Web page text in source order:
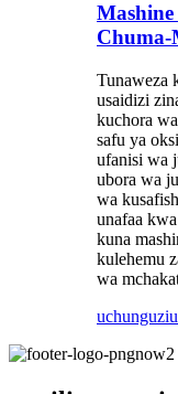
Chuma-
Tunaweza
usaidizi
kuchora
safu ya
ufanisi wa
ubora wa
wa
unafaa
kuna
kulehemu
wa
uchunguzi